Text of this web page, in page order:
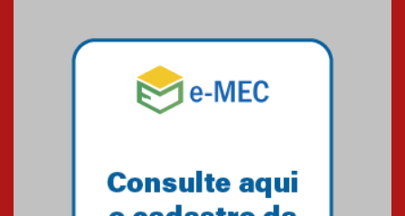
Mackenzie mobiliza campanha
solidária para apoiar famílias em
Minas Gerais
Primeiro culto do ano ressalta o